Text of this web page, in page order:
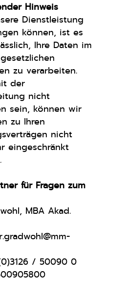
Hinweis
Dienstleistung
können, ist es
Ihre Daten im
zu verarbeiten.
der
nicht
sein, können wir
zu Ihren
nicht
eingeschränkt
für Fragen zum
MBA Akad.
/ 50090 0